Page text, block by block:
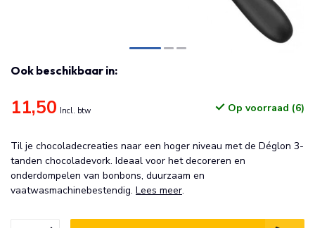
Ook beschikbaar in:
11,50 Incl. btw Op voorraad (6)
Til je chocoladecreaties naar een hoger niveau met de Déglon 3-
tanden chocoladevork. Ideaal voor het decoreren en
onderdompelen van bonbons, duurzaam en
vaatwasmachinebestendig. Lees meer.